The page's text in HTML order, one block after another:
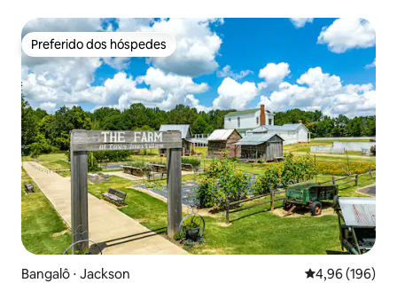
Preferido dos hóspedes
Preferido dos hóspedes
Bangalô ⋅ Jackson 4,96 de uma
4,96 (196)